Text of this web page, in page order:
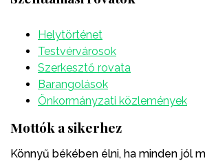
Helytörténet
Testvérvárosok
Szerkesztő rovata
Barangolások
Önkormányzati közlemények
Mottók a sikerhez
Könnyű békében élni, ha minden jól